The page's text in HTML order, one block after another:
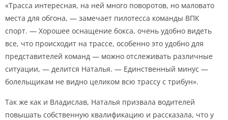
«Трасса интересная, на ней много поворотов, но маловато
места для обгона, — замечает пилотесса команды ВПК
спорт. — Хорошее оснащение бокса, очень удобно видеть
все, что происходит на трассе, особенно это удобно для
представителей команд — можно отслеживать различные
ситуации, — делится Наталья. — Единственный минус —
болельщикам не видно целиком всю трассу с трибун».
Так же как и Владислав, Наталья призвала водителей
повышать собственную квалификацию и рассказала, что у